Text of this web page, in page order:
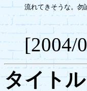
流れてきそうな。
[2004/
タイト